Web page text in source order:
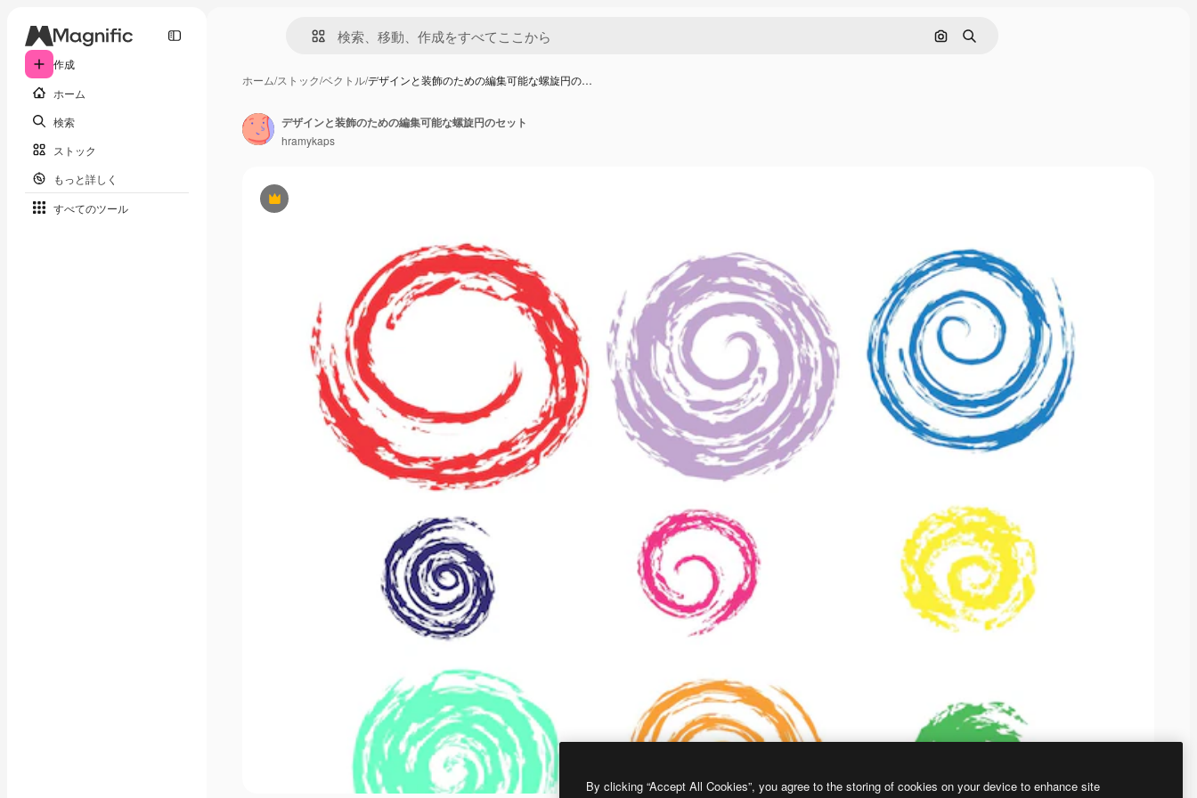
作成
ホーム
検索
ストック
もっと詳しく
すべてのツール
画像で検索
検索
ホーム/ストック/ベクトル/デザインと装飾のための編集可能な螺旋円の…
Premium
デザインと装飾のための編集可能な螺旋円のセット
hramykaps
By clicking “Accept All Cookies”, you agree to the storing of cookies on your device to enhance site